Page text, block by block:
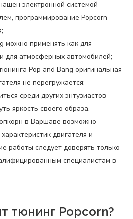
электронной системой
программирование Popcorn
можно применять как для
для атмосферных автомобилей;
Pop and Bang оригинальная
не перегружается;
среди других энтузиастов
яркость своего образа.
в Варшаве возможно
двигателя и
работы следует доверять только
специалистам в
тюнинг Popcorn?